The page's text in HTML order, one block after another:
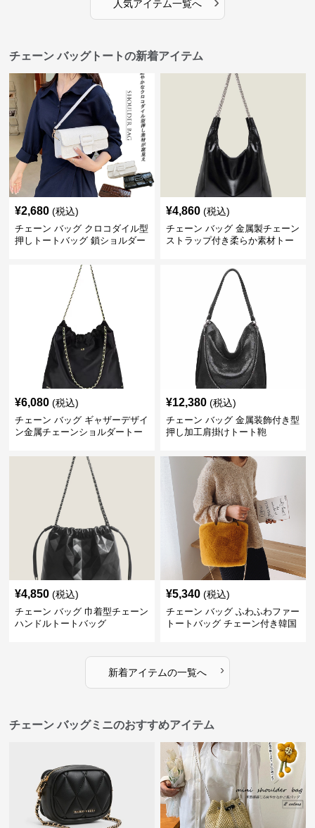
人気アイテム一覧へ
チェーン バッグトートの新着アイテム
¥2,680 (税込)
チェーン バッグ クロコダイル型
押しトートバッグ 鎖ショルダー
¥4,860 (税込)
チェーン バッグ 金属製チェーン
ストラップ付き柔らか素材トー
¥6,080 (税込)
チェーン バッグ ギャザーデザイ
ン金属チェーンショルダートー
¥12,380 (税込)
チェーン バッグ 金属装飾付き型
押し加工肩掛けトート鞄
¥4,850 (税込)
チェーン バッグ 巾着型チェーン
ハンドルトートバッグ
¥5,340 (税込)
チェーン バッグ ふわふわファー
トートバッグ チェーン付き韓国
新着アイテムの一覧へ ›
チェーン バッグミニのおすすめアイテム